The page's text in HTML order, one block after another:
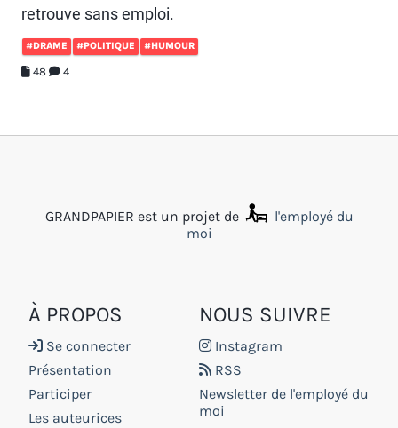
retrouve sans emploi.
#DRAME #POLITIQUE #HUMOUR
48 4
GRANDPAPIER est un projet de
l'employé du
moi
À PROPOS
Se connecter
Présentation
Participer
Les auteurices
NOUS SUIVRE
Instagram
RSS
Newsletter de l'employé du
moi